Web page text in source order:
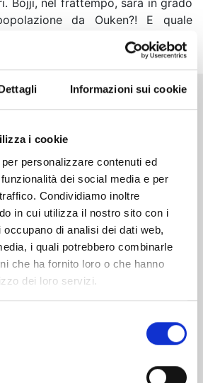
Informazioni sui cookie
i cookie
personalizzare contenuti ed
dei social media e per
Condividiamo inoltre
in cui utilizza il nostro sito con i
di analisi dei dati web,
i quali potrebbero combinarle
che ha fornito loro o che hanno
dei loro servizi.
Bojji, nel frattempo, sarà in grado
da Ouken?! E quale